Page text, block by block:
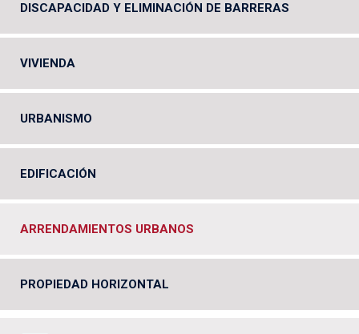
DISCAPACIDAD Y ELIMINACIÓN DE BARRERAS
VIVIENDA
URBANISMO
EDIFICACIÓN
ARRENDAMIENTOS URBANOS
PROPIEDAD HORIZONTAL